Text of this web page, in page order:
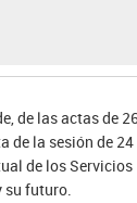
de las actas de
de la sesión de 24
de los Servicios
su futuro.